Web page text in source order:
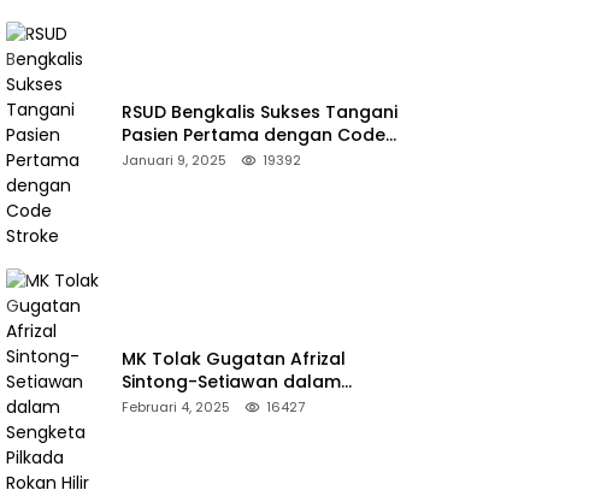
RSUD Bengkalis Sukses Tangani
Pasien Pertama dengan Code
Stroke
Januari 9, 2025 19392
MK Tolak Gugatan Afrizal
Sintong-Setiawan dalam
Sengketa Pilkada Rokan Hilir
Februari 4, 2025 16427